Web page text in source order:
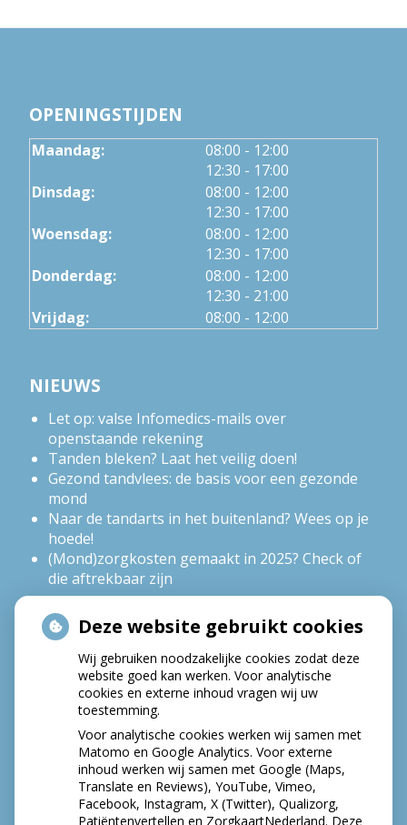
OPENINGSTIJDEN
Maandag: 08:00 tot
- 12:00
12:30 tot
- 17:00
Dinsdag:
08:00 tot
- 12:00
12:30 tot
- 17:00
Woensdag:
08:00 tot
- 12:00
12:30 tot
- 17:00
Donderdag:
08:00 tot
- 12:00
12:30 tot
- 21:00
Vrijdag:
08:00 - 12:00
NIEUWS
Let op: valse Infomedics-mails over
openstaande rekening
Tanden bleken? Laat het veilig doen!
Gezond tandvlees: de basis voor een gezonde
mond
Naar de tandarts in het buitenland? Wees op je
hoede!
(Mond)zorgkosten gemaakt in 2025? Check of
die aftrekbaar zijn
HOE GEZOND IS JE MOND?
Deze website gebruikt cookies
Wij gebruiken noodzakelijke cookies zodat deze
website goed kan werken. Voor analytische
cookies en externe inhoud vragen wij uw
toestemming.
Voor analytische cookies werken wij samen met
Matomo en Google Analytics. Voor externe
inhoud werken wij samen met Google (Maps,
Translate en Reviews), YouTube, Vimeo,
Facebook, Instagram, X (Twitter), Qualizorg,
Patiëntenvertellen en ZorgkaartNederland. Deze